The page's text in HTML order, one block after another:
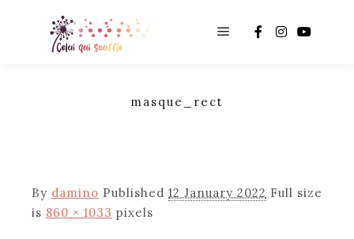
masque_rect
By damino Published 12 January 2022 Full size
is 860 × 1033 pixels